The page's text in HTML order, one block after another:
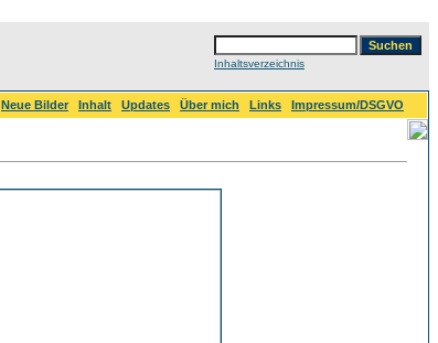
Inhaltsverzeichnis
Neue Bilder Inhalt Updates Über mich Links
Impressum/DSGVO